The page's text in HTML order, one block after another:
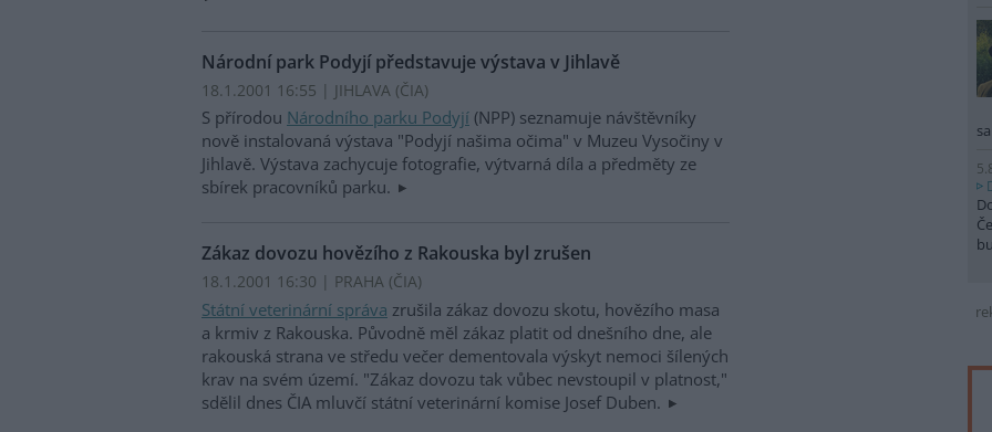
Národní park Podyjí představuje výstava v Jihlavě
18.1.2001 16:55 | JIHLAVA (ČIA)
S přírodou Národního parku Podyjí (NPP) seznamuje návštěvníky
nově instalovaná výstava "Podyjí našima očima" v Muzeu Vysočiny v
Jihlavě. Výstava zachycuje fotografie, výtvarná díla a předměty ze
sbírek pracovníků parku.
Zákaz dovozu hovězího z Rakouska byl zrušen
18.1.2001 16:30 | PRAHA (ČIA)
Státní veterinární správa zrušila zákaz dovozu skotu, hovězího masa
a krmiv z Rakouska. Původně měl zákaz platit od dnešního dne, ale
rakouská strana ve středu večer dementovala výskyt nemoci šílených
krav na svém území. "Zákaz dovozu tak vůbec nevstoupil v platnost,"
sdělil dnes ČIA mluvčí státní veterinární komise Josef Duben.